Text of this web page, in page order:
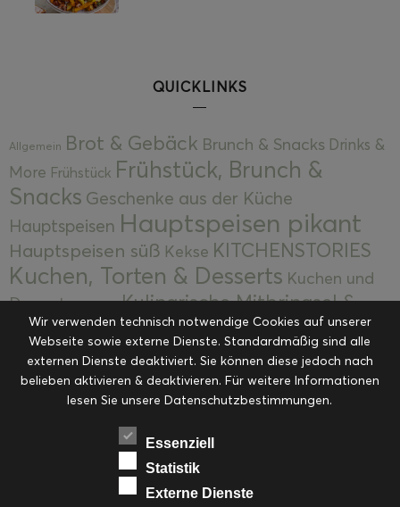
QUICKLINKS
Allgemein Brot & Gebäck Brunch & Snacks Drinks &
More Frühstück Frühstück, Brunch &
Snacks Geschenke aus der Küche
Hauptspeisen Hauptspeisen pikant
Hauptspeisen süß Kekse KITCHENSTORIES
Kuchen, Torten & Desserts Kuchen und
Desserts
Kulinarische Mitbringsel &
Eingemachtes Ohne Kategorie Ostern Resteküche
RezepteSaisonalSliderStartseite
Suppen, Salate & Vorspeisen Vorspeisen &
Vorspeisen, Salate & Suppen
Weihnachten Workshops & Events
Wir verwenden technisch notwendige Cookies auf unserer
Webseite sowie externe Dienste. Standardmäßig sind alle
externen Dienste deaktiviert. Sie können diese jedoch nach
belieben aktivieren & deaktivieren. Für weitere Informationen
lesen Sie unsere Datenschutzbestimmungen.
Essenziell
Statistik
Externe Dienste